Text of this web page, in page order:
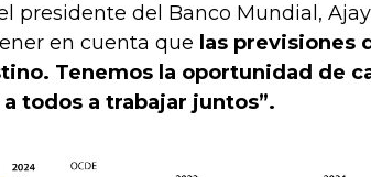
presidente del Banco Mundial,
en cuenta que las previsiones
Tenemos la oportunidad de
todos a trabajar juntos”.